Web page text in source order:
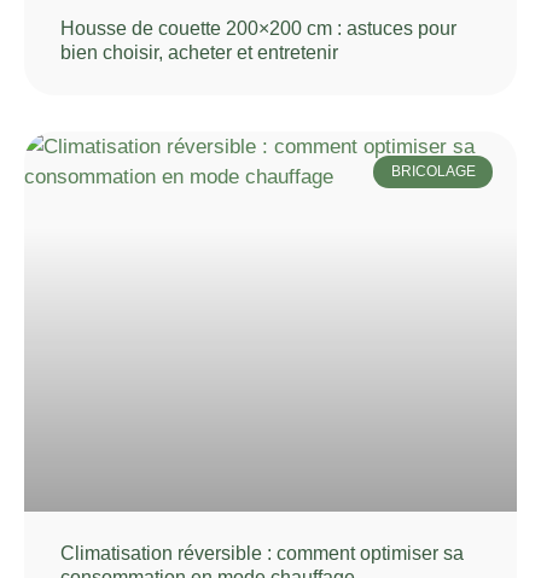
Housse de couette 200×200 cm : astuces pour
bien choisir, acheter et entretenir
BRICOLAGE
Climatisation réversible : comment optimiser sa